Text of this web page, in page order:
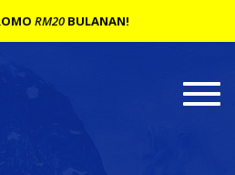
RM20 BULANAN!